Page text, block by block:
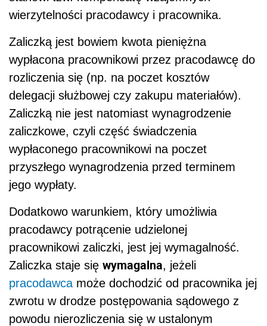
wierzytelności pracodawcy i pracownika.
Zaliczką jest bowiem kwota pieniężna
wypłacona pracownikowi przez pracodawcę do
rozliczenia się (np. na poczet kosztów
delegacji służbowej czy zakupu materiałów).
Zaliczką nie jest natomiast wynagrodzenie
zaliczkowe, czyli część świadczenia
wypłaconego pracownikowi na poczet
przyszłego wynagrodzenia przed terminem
jego wypłaty.
Dodatkowo warunkiem, który umożliwia
pracodawcy potrącenie udzielonej
pracownikowi zaliczki, jest jej wymagalność.
Zaliczka staje się wymagalna, jeżeli
pracodawca może dochodzić od pracownika jej
zwrotu w drodze postępowania sądowego z
powodu nierozliczenia się w ustalonym